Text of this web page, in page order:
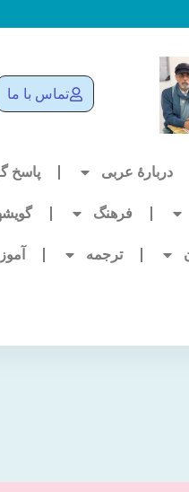
تماس با ما
دربارۀ عربی پاسخ
فرهنگ
ترجمه